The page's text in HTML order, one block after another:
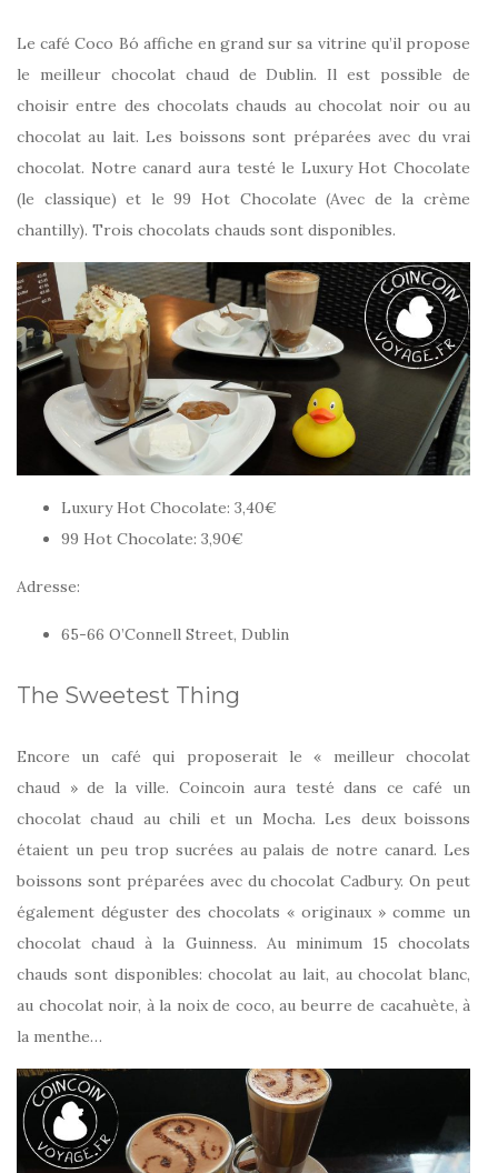
Le café Coco Bó affiche en grand sur sa vitrine qu’il propose
le meilleur chocolat chaud de Dublin. Il est possible de
choisir entre des chocolats chauds au chocolat noir ou au
chocolat au lait. Les boissons sont préparées avec du vrai
chocolat. Notre canard aura testé le Luxury Hot Chocolate
(le classique) et le 99 Hot Chocolate (Avec de la crème
chantilly). Trois chocolats chauds sont disponibles.
Luxury Hot Chocolate: 3,40€
99 Hot Chocolate: 3,90€
Adresse:
65-66 O’Connell Street, Dublin
The Sweetest Thing
Encore un café qui proposerait le « meilleur chocolat
chaud » de la ville. Coincoin aura testé dans ce café un
chocolat chaud au chili et un Mocha. Les deux boissons
étaient un peu trop sucrées au palais de notre canard. Les
boissons sont préparées avec du chocolat Cadbury. On peut
également déguster des chocolats « originaux » comme un
chocolat chaud à la Guinness. Au minimum 15 chocolats
chauds sont disponibles: chocolat au lait, au chocolat blanc,
au chocolat noir, à la noix de coco, au beurre de cacahuète, à
la menthe…